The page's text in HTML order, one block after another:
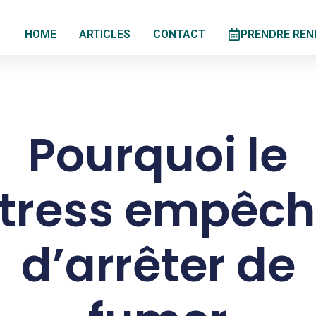
HOME ARTICLES CONTACT PRENDRE
Pourquoi le
d’arrêter de